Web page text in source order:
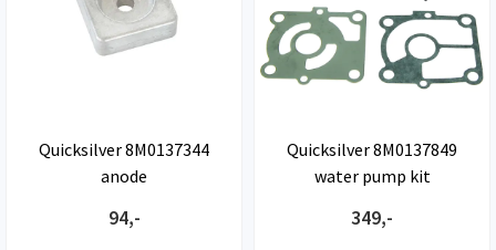
Quicksilver 8M0137344
anode
94,-
Quicksilver 8M0137849
water pump kit
349,-